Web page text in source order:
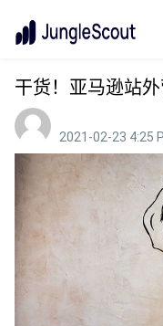
干货！亚马逊站
2021-02-23 4:25